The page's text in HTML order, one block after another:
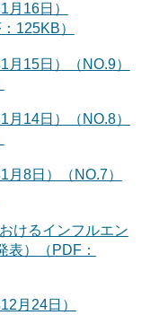
16日）
125KB）
15日）（NO.9）
14日）（NO.8）
8日）（NO.7）
けるインフルエン
表）（PDF：
月24日）